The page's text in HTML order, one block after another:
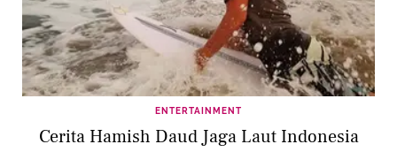
ENTERTAINMENT
Cerita Hamish Daud Jaga Laut Indonesia